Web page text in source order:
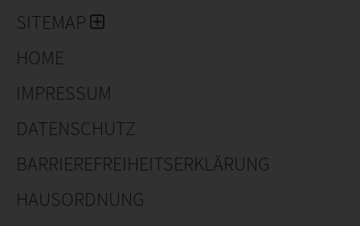
SITEMAP
HOME
IMPRESSUM
DATENSCHUTZ
BARRIEREFREIHEITSERKLÄRUNG
HAUSORDNUNG